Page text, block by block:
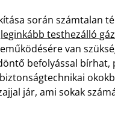
során számtalan
leginkább testhezálló
van
befolyással
jár, ami sokak